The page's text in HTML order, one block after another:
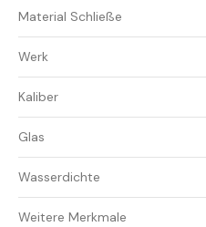
Material Schließe
Werk
Kaliber
Glas
Wasserdichte
Weitere Merkmale